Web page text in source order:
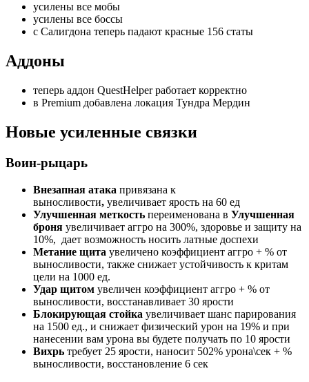
усилены все мобы
усилены все боссы
с Салигдона теперь падают красные 156 статы
Аддоны
теперь аддон QuestHelper работает корректно
в Premium добавлена локация Тундра Мердин
Новые усиленные связки
Воин-рыцарь
Внезапная атака привязана к
выносливости, увеличивает ярость на 60 ед
Улучшенная меткость переименована в Улучшенная
броня увеличивает аггро на 300%, здоровье и защиту на
10%, дает возможность носить латные доспехи
Метание щита увеличено коэффициент аггро + % от
выносливости, также снижает устойчивость к критам
цели на 1000 ед.
Удар щитом увеличен коэффициент аггро + % от
выносливости, восстанавливает 30 ярости
Блокирующая стойка увеличивает шанс парирования
на 1500 ед., и снижает физический урон на 19% и при
нанесении вам урона вы будете получать по 10 ярости
Вихрь требует 25 ярости, наносит 502% урона\сек + %
выносливости, восстановление 6 сек